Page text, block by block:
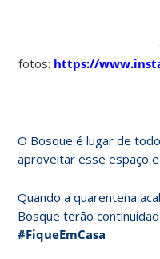
fotos: https://
O Bosque é lugar de
aproveitar esse espaço
Quando a quarentena
Bosque terão
#FiqueEmCasa